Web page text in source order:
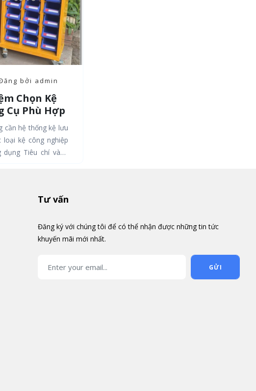
bởi admin
Chọn Kệ
Cụ Phù Hợp
cần hệ thống kệ lưu
chí vàng
Tư vấn
Đăng ký với chúng tôi để có thể nhận được những tin tức
khuyến mãi mới nhất.
GỬI